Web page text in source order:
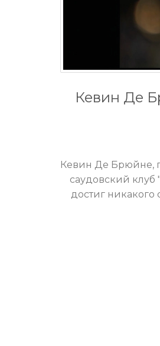
Кевин Де
Кевин Де Брюйне,
саудовский
достиг никакого